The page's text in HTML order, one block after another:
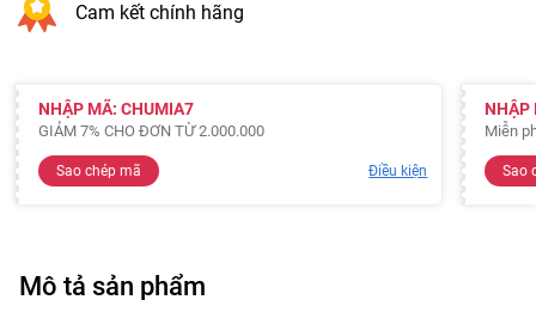
Cam kết chính hãng
NHẬP MÃ: CHUMIA7
GIẢM 7% CHO ĐƠN TỪ 2.000.000
Sao chép mã Điều kiện
NHẬP
Miễn
Sao
Mô tả sản phẩm